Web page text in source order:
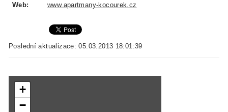
Web:
www.apartmany-kocourek.cz
Poslední aktualizace: 05.03.2013 18:01:39
+
−